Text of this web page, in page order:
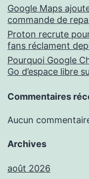
Google Maps
commande de
Proton recrute
fans réclament
Pourquoi Google
Go d’espace libre
Commentaires
Aucun
Archives
août 2026